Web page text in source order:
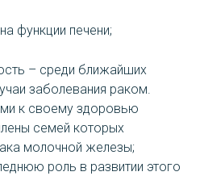
функции печени;
– среди ближайших
заболевания раком.
к своему здоровью
семей которых
молочной железы;
роль в развитии этого